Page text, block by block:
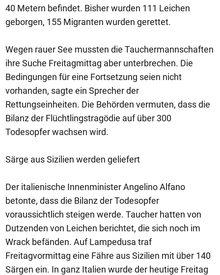
40 Metern befindet. Bisher wurden 111 Leichen
geborgen, 155 Migranten wurden gerettet.
Wegen rauer See mussten die Tauchermannschaften
ihre Suche Freitagmittag aber unterbrechen. Die
Bedingungen für eine Fortsetzung seien nicht
vorhanden, sagte ein Sprecher der
Rettungseinheiten. Die Behörden vermuten, dass die
Bilanz der Flüchtlingstragödie auf über 300
Todesopfer wachsen wird.
Särge aus Sizilien werden geliefert
Der italienische Innenminister Angelino Alfano
betonte, dass die Bilanz der Todesopfer
voraussichtlich steigen werde. Taucher hatten von
Dutzenden von Leichen berichtet, die sich noch im
Wrack befänden. Auf Lampedusa traf
Freitagvormittag eine Fähre aus Sizilien mit über 140
Särgen ein. In ganz Italien wurde der heutige Freitag